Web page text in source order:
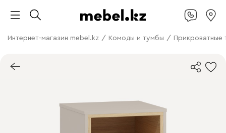
Интернет-магазин mebel.kz / Комоды и тумбы / Прикроватные